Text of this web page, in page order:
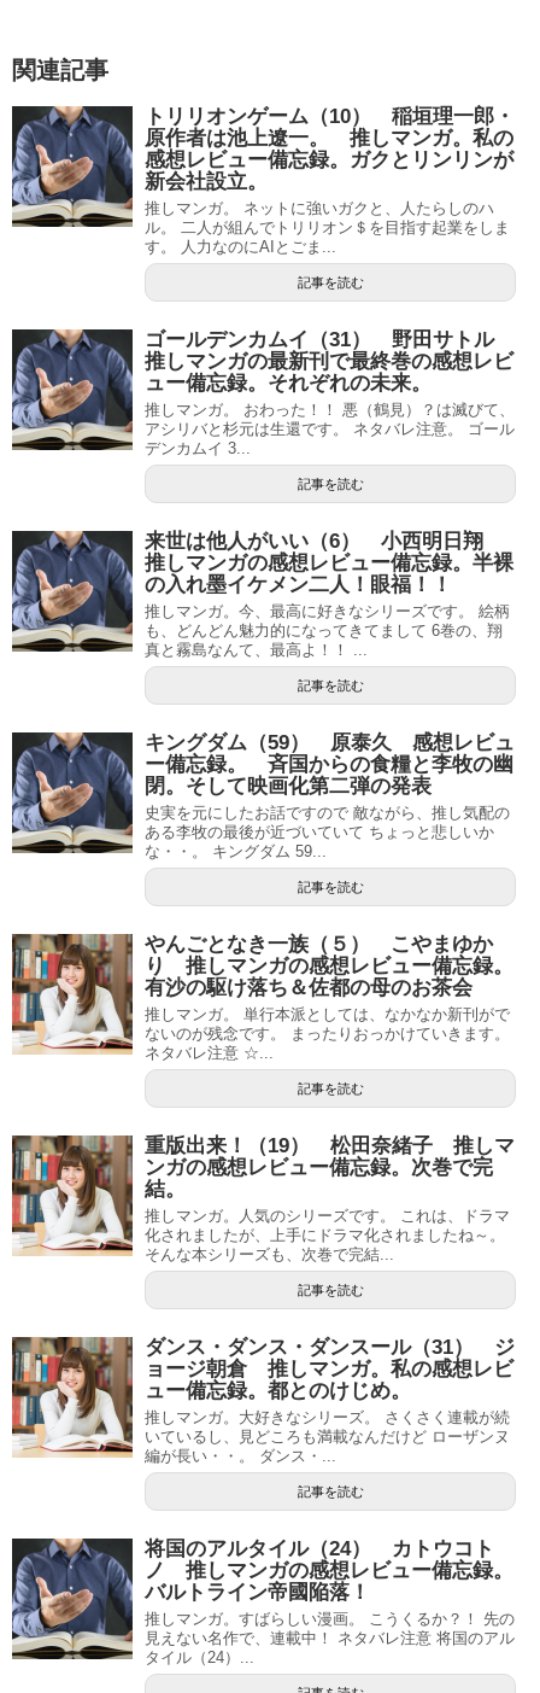
関連記事
トリリオンゲーム（10） 稲垣理一郎・
原作者は池上遼一。 推しマンガ。私の
感想レビュー備忘録。ガクとリンリンが
新会社設立。
推しマンガ。 ネットに強いガクと、人たらしのハ
ル。 二人が組んでトリリオン＄を目指す起業をしま
す。 人力なのにAIとごま...
記事を読む
ゴールデンカムイ（31） 野田サトル
推しマンガの最新刊で最終巻の感想レビ
ュー備忘録。それぞれの未来。
推しマンガ。 おわった！！ 悪（鶴見）？は滅びて、
アシリバと杉元は生還です。 ネタバレ注意。 ゴール
デンカムイ 3...
記事を読む
来世は他人がいい（6） 小西明日翔
推しマンガの感想レビュー備忘録。半裸
の入れ墨イケメン二人！眼福！！
推しマンガ。今、最高に好きなシリーズです。 絵柄
も、どんどん魅力的になってきてまして 6巻の、翔
真と霧島なんて、最高よ！！ ...
記事を読む
キングダム（59） 原泰久 感想レビュ
ー備忘録。 斉国からの食糧と李牧の幽
閉。そして映画化第二弾の発表
史実を元にしたお話ですので 敵ながら、推し気配の
ある李牧の最後が近づいていて ちょっと悲しいか
な・・。 キングダム 59...
記事を読む
やんごとなき一族（５） こやまゆか
り 推しマンガの感想レビュー備忘録。
有沙の駆け落ち＆佐都の母のお茶会
推しマンガ。 単行本派としては、なかなか新刊がで
ないのが残念です。 まったりおっかけていきます。
ネタバレ注意 ☆...
記事を読む
重版出来！（19） 松田奈緒子 推しマ
ンガの感想レビュー備忘録。次巻で完
結。
推しマンガ。人気のシリーズです。 これは、ドラマ
化されましたが、上手にドラマ化されましたね～。
そんな本シリーズも、次巻で完結...
記事を読む
ダンス・ダンス・ダンスール（31） ジ
ョージ朝倉 推しマンガ。私の感想レビ
ュー備忘録。都とのけじめ。
推しマンガ。大好きなシリーズ。 さくさく連載が続
いているし、見どころも満載なんだけど ローザンヌ
編が長い・・。 ダンス・...
記事を読む
将国のアルタイル（24） カトウコト
ノ 推しマンガの感想レビュー備忘録。
バルトライン帝國陥落！
推しマンガ。すばらしい漫画。 こうくるか？！ 先の
見えない名作で、連載中！ ネタバレ注意 将国のアル
タイル（24）...